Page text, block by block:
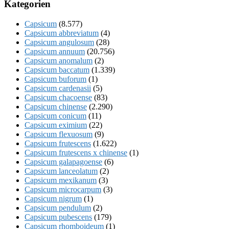
Kategorien
Capsicum (8.577)
Capsicum abbreviatum (4)
Capsicum angulosum (28)
Capsicum annuum (20.756)
Capsicum anomalum (2)
Capsicum baccatum (1.339)
Capsicum buforum (1)
Capsicum cardenasii (5)
Capsicum chacoense (83)
Capsicum chinense (2.290)
Capsicum conicum (11)
Capsicum eximium (22)
Capsicum flexuosum (9)
Capsicum frutescens (1.622)
Capsicum frutescens x chinense (1)
Capsicum galapagoense (6)
Capsicum lanceolatum (2)
Capsicum mexikanum (3)
Capsicum microcarpum (3)
Capsicum nigrum (1)
Capsicum pendulum (2)
Capsicum pubescens (179)
Capsicum rhomboideum (1)